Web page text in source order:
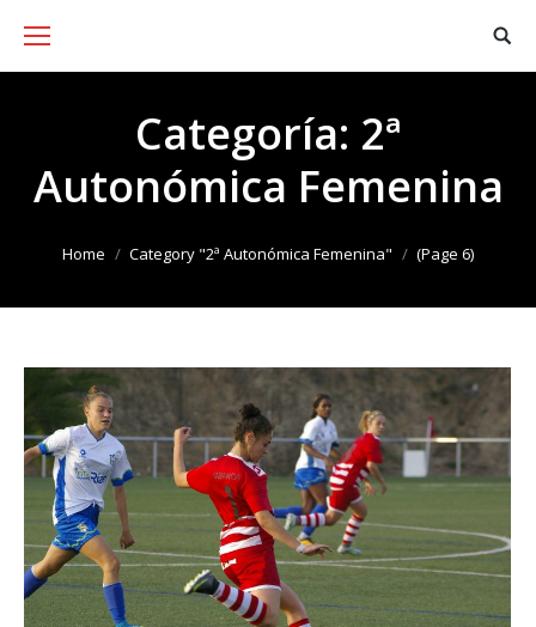
Categoría: 2ª
Autonómica Femenina
Home Category "2ª Autonómica Femenina" (Page 6)